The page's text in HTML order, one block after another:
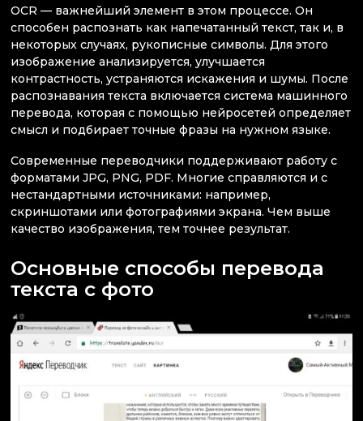
OCR — важнейший элемент в этом процессе. Он
способен распознать как напечатанный текст, так и, в
некоторых случаях, рукописные символы. Для этого
изображение анализируется, улучшается
контрастность, устраняются искажения и шумы. После
распознавания текста включается система машинного
перевода, которая с помощью нейросетей определяет
смысл и подбирает точные фразы на нужном языке.
Современные переводчики поддерживают работу с
форматами JPG, PNG, PDF. Многие справляются и с
нестандартными источниками: например,
скриншотами или фотографиями экрана. Чем выше
качество изображения, тем точнее результат.
Основные способы перевода
текста с фото